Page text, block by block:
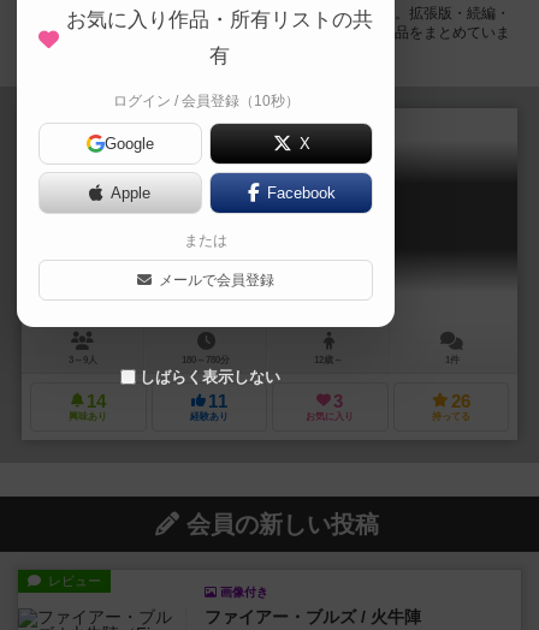
文明の曙：西方帝国に紐付いているボードゲーム一覧です。拡張版・続編・
リメイク版などの同じシリーズを中心に、関連性の強い作品をまとめていま
す。
文明の曙:東方帝国
Eastern Empires
3～9人 180～780分 12歳～ 1件
14
興味あり
11
経験あり
3
お気に入り
26
持ってる
会員の新しい投稿
レビュー
画像付き
ファイアー・ブルズ / 火牛陣
お気に入り作品・所有リストの共
有
ログイン / 会員登録（10秒）
Google X
Apple Facebook
または
メールで会員登録
しばらく表示しない